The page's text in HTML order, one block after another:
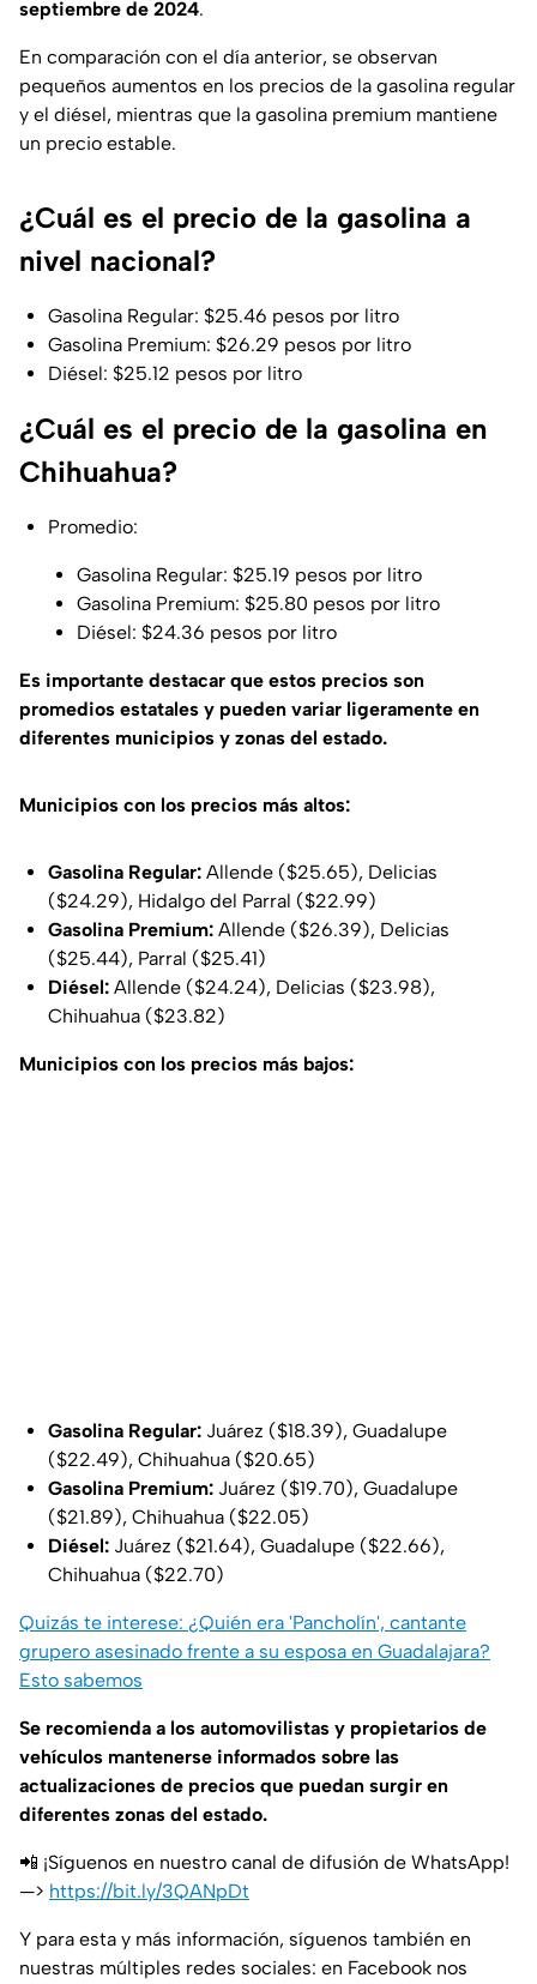
septiembre de 2024.
En comparación con el día anterior, se observan
pequeños aumentos en los precios de la gasolina regular
y el diésel, mientras que la gasolina premium mantiene
un precio estable.
¿Cuál es el precio de la gasolina a
nivel nacional?
Gasolina Regular: $25.46 pesos por litro
Gasolina Premium: $26.29 pesos por litro
Diésel: $25.12 pesos por litro
¿Cuál es el precio de la gasolina en
Chihuahua?
Promedio:
Gasolina Regular: $25.19 pesos por litro
Gasolina Premium: $25.80 pesos por litro
Diésel: $24.36 pesos por litro
Es importante destacar que estos precios son
promedios estatales y pueden variar ligeramente en
diferentes municipios y zonas del estado.
Municipios con los precios más altos:
Gasolina Regular: Allende ($25.65), Delicias
($24.29), Hidalgo del Parral ($22.99)
Gasolina Premium: Allende ($26.39), Delicias
($25.44), Parral ($25.41)
Diésel: Allende ($24.24), Delicias ($23.98),
Chihuahua ($23.82)
Municipios con los precios más bajos:
Gasolina Regular: Juárez ($18.39), Guadalupe
($22.49), Chihuahua ($20.65)
Gasolina Premium: Juárez ($19.70), Guadalupe
($21.89), Chihuahua ($22.05)
Diésel: Juárez ($21.64), Guadalupe ($22.66),
Chihuahua ($22.70)
Quizás te interese: ¿Quién era 'Pancholín', cantante
grupero asesinado frente a su esposa en Guadalajara?
Esto sabemos
Se recomienda a los automovilistas y propietarios de
vehículos mantenerse informados sobre las
actualizaciones de precios que puedan surgir en
diferentes zonas del estado.
📲 ¡Síguenos en nuestro canal de difusión de WhatsApp!
—> https://bit.ly/3QANpDt
Y para esta y más información, síguenos también en
nuestras múltiples redes sociales: en Facebook nos